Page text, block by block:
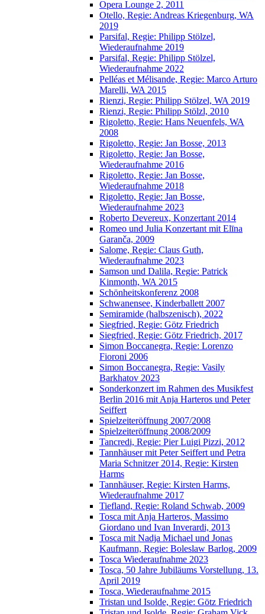
Opera Lounge 2, 2011
Otello, Regie: Andreas Kriegenburg, WA
2019
Parsifal, Regie: Philipp Stölzel,
Wiederaufnahme 2019
Parsifal, Regie: Philipp Stölzel,
Wiederaufnahme 2022
Pelléas et Mélisande, Regie: Marco Arturo
Marelli, WA 2015
Rienzi, Regie: Philipp Stölzel, WA 2019
Rienzi, Regie: Philipp Stölzl, 2010
Rigoletto, Regie: Hans Neuenfels, WA
2008
Rigoletto, Regie: Jan Bosse, 2013
Rigoletto, Regie: Jan Bosse,
Wiederaufnahme 2016
Rigoletto, Regie: Jan Bosse,
Wiederaufnahme 2018
Rigoletto, Regie: Jan Bosse,
Wiederaufnahme 2023
Roberto Devereux, Konzertant 2014
Romeo und Julia Konzertant mit Elīna
Garanča, 2009
Salome, Regie: Claus Guth,
Wiederaufnahme 2023
Samson und Dalila, Regie: Patrick
Kinmonth, WA 2015
Schönheitskonferenz 2008
Schwanensee, Kinderballett 2007
Semiramide (halbszenisch), 2022
Siegfried, Regie: Götz Friedrich
Siegfried, Regie: Götz Friedrich, 2017
Simon Boccanegra, Regie: Lorenzo
Fioroni 2006
Simon Boccanegra, Regie: Vasily
Barkhatov 2023
Sonderkonzert im Rahmen des Musikfest
Berlin 2016 mit Anja Harteros und Peter
Seiffert
Spielzeiteröffnung 2007/2008
Spielzeiteröffnung 2008/2009
Tancredi, Regie: Pier Luigi Pizzi, 2012
Tannhäuser mit Peter Seiffert und Petra
Maria Schnitzer 2014, Regie: Kirsten
Harms
Tannhäuser, Regie: Kirsten Harms,
Wiederaufnahme 2017
Tiefland, Regie: Roland Schwab, 2009
Tosca mit Anja Harteros, Massimo
Giordano und Ivan Inverardi, 2013
Tosca mit Nadja Michael und Jonas
Kaufmann, Regie: Boleslaw Barlog, 2009
Tosca Wiederaufnahme 2023
Tosca, 50 Jahre Jubiläums Vorstellung, 13.
April 2019
Tosca, Wiederaufnahme 2015
Tristan und Isolde, Regie: Götz Friedrich